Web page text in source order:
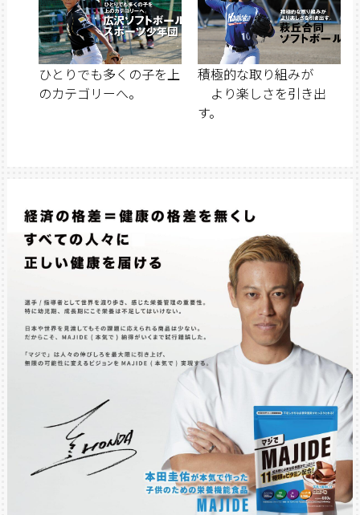
ひとりでも多くの子を上
のカテゴリーへ。
積極的な取り組みが
より楽しさを引き出
す。